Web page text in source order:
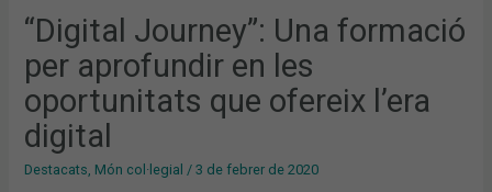
“Digital Journey”: Una formació
per aprofundir en les
oportunitats que ofereix l’era
digital
Destacats Món col·legial /3 de febrer de 2020
OPORTUNITATS
QUE
OFEREIX
L’ERA
DIGITAL